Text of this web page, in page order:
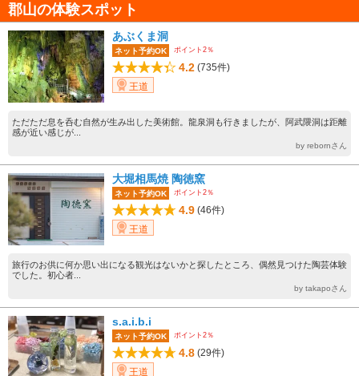
郡山の体験スポット
あぶくま洞
ネット予約OK ポイント2％
4.2 (735件)
王道
ただただ息を呑む自然が生み出した美術館。龍泉洞も行きましたが、阿武隈洞は距離
感が近い感じが...
by rebornさん
大堀相馬焼 陶徳窯
ネット予約OK ポイント2％
4.9 (46件)
王道
旅行のお供に何か思い出になる観光はないかと探したところ、偶然見つけた陶芸体験
でした。初心者...
by takapoさん
s.a.i.b.i
ネット予約OK ポイント2％
4.8 (29件)
王道